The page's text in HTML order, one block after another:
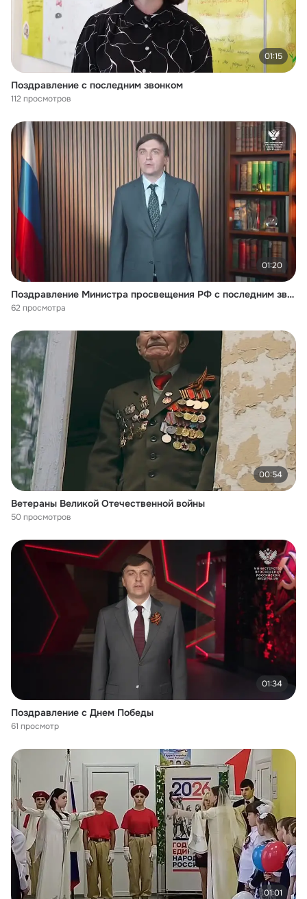
01:15
Поздравление с последним звонком
112 просмотров
01:20
Поздравление Министра просвещения РФ с последним звонком
62 просмотра
00:54
Ветераны Великой Отечественной войны
50 просмотров
01:34
Поздравление с Днем Победы
61 просмотр
01:01